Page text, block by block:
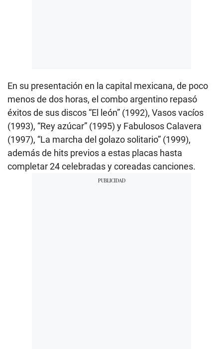
En su presentación en la capital mexicana, de poco
menos de dos horas, el combo argentino repasó
éxitos de sus discos “El león” (1992), Vasos vacíos
(1993), “Rey azúcar” (1995) y Fabulosos Calavera
(1997), “La marcha del golazo solitario” (1999),
además de hits previos a estas placas hasta
completar 24 celebradas y coreadas canciones.